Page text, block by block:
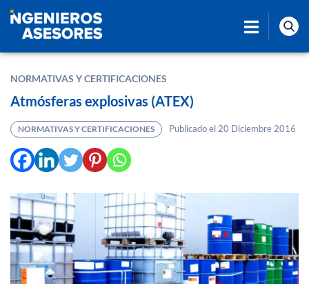
NORMATIVAS Y CERTIFICACIONES
Atmósferas explosivas (ATEX)
NORMATIVAS Y CERTIFICACIONES Publicado el 20 Diciembre 2016